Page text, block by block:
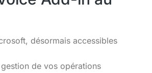
désormais accessibles
de vos opérations